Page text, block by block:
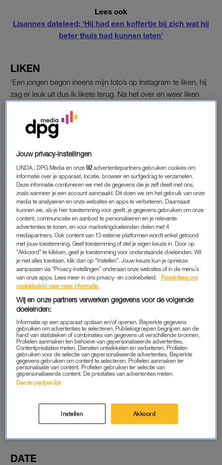
Lees ook
Lisannes dateleed: ‘Hij had een koffertje bij zich wat hij
beter thuis had kunnen laten’
LIKEN
‘Een jongen begon ineens mijn foto’s op Instagram te liken, hij
zag er leuk uit dus ik likete terug. Na het over en weer liken
daarna berichtte hij me. Maar door zijn manier van praten (en
omdat hij heel veel praatte) reageerde ik weinig of helemaal
CENTRAAL STATION
‘Na een lange dag werken stond ik op de trein te wachten op
het centraal station in Amsterdam. Mijn trein kwam
binnenrijden en ik stapte erin. Vervolgens liep ik een knappe
jongen tegen het lijf. Hij bleef me aankijken en lachte naar me.
Ik vroeg me af waar ik hem van kende want hij kwam me zo
bekend voor. En toen viel het kwartje: het was de jongen van
Instagram. We kwamen aan de praat en het was oprecht
gezellig. Na een tijdje kletsen zei hij opeens: “De volgende
keer als ik je zie zoen ik je meteen.” Ik lachte het maar een
beetje weg en dacht: dat doe je toch niet.’
ZOEN
‘Een paar dagen later toen ik vanaf mijn werk richting het
Leidseplein liep, hoorde ik ineens mijn naam. Ik draaide me
om en werd – zonder dat ik überhaupt de kans had om te zien
wie het was – meteen gezoend. Het was de jongen van
Instagram en de trein. Ik schrok me een ongeluk, maar toch
vond ik het stiekem ook wel wat hebben, een man die weet
wat-ie wil. Van ongemakkelijkheid begon ik te lachen en na
een kort gesprek liep ik verder naar waar ik naartoe moest.’
DATE
Jouw privacy-instellingen
LINDA., DPG Media en onze92 advertentiepartners gebruiken cookies om
informatie over je apparaat, locatie, browser en surfgedrag te verzamelen.
Deze informatie combineren we met de gegevens die je zelf deelt met ons,
zoals wanneer je een account aanmaakt. Dit doen we om het gebruik van onze
media te analyseren en onze websites en apps te verbeteren. Daarnaast
kunnen we, als je hier toestemming voor geeft, je gegevens gebruiken om onze
content, communicatie en aanbod te personaliseren en je relevante
advertenties te tonen, en voor marketingdoeleinden delen met 4
mediapartners. Ook content van 13 externe platformen wordt enkel getoond
met jouw toestemming. Geef toestemming of stel je eigen keuze in. Door op
"Akkoord" te klikken, geef je toestemming voor onderstaande doeleinden. Wil
je niet alles toestaan, klik dan op “Instellen”. Jouw keuze kun je opnieuw
aanpassen via “Privacy-instellingen” onderaan onze websites of in de menu’s
van onze apps. Lees meer in ons privacy- en cookiebeleid.
Raadpleeg ons
cookiebeleid voor meer informatie.
Wij en onze partners verwerken gegevens voor de volgende
doeleinden:
Informatie op een apparaat opslaan en/of openen. Beperkte gegevens
gebruiken om advertenties te selecteren. Publieksgroepen begrijpen aan de
hand van statistieken of combinaties van gegevens uit verschillende bronnen.
Profielen aanmaken ten behoeve van gepersonaliseerde advertenties.
Contentprestaties meten. Diensten ontwikkelen en verbeteren. Profielen
gebruiken voor de selectie van gepersonaliseerde advertenties. Beperkte
gegevens gebruiken om content te selecteren. Profielen aanmaken ter
personalisatie van content. Profielen gebruiken ter selectie van
gepersonaliseerde content. De prestaties van advertenties meten.
Derde partijen lijst
Instellen Akkoord